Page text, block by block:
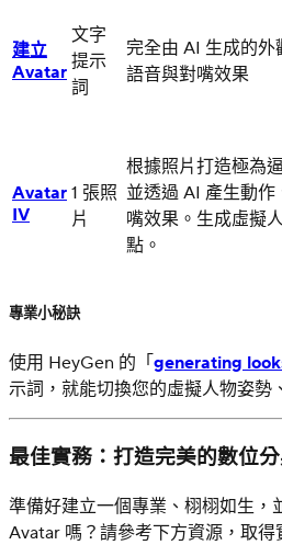
建立
Avatar
文字
提示
詞
完全由 AI 生成的外
語音與對嘴效果
Avatar
IV
1 張照
片
根據照片打造極為
並透過 AI 產生動作
嘴效果。生成虛擬
點。
專業小秘訣
使用 HeyGen 的「generating
示詞，就能切換您的虛擬人物姿勢
最佳實務：打造完美的數位
準備好建立一個專業、栩栩如生，
Avatar 嗎？請參考下方資源，取